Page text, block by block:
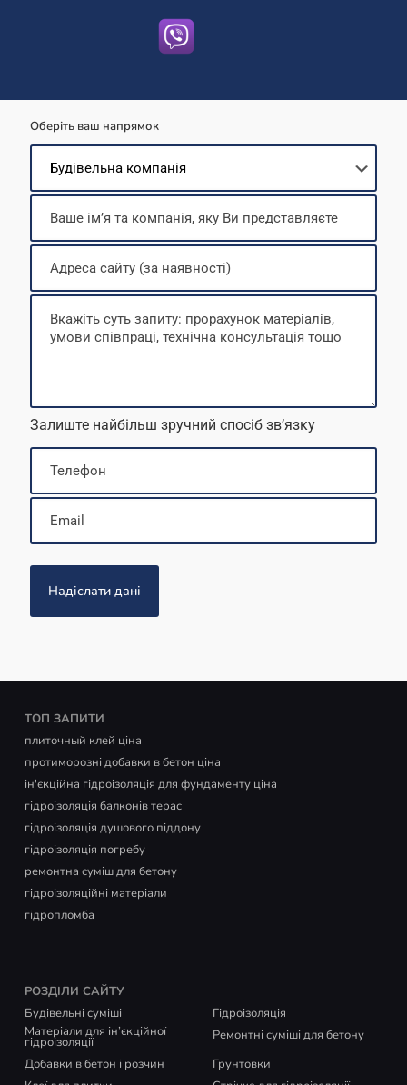
Оберіть ваш напрямок
Залиште найбільш зручний спосіб звʼязку
ТОП ЗАПИТИ
плиточный клей ціна
протиморозні добавки в бетон ціна
ін'єкційна гідроізоляція для фундаменту ціна
гідроізоляція балконів терас
гідроізоляція душового піддону
гідроізоляція погребу
ремонтна суміш для бетону
гідроізоляційні матеріали
гідропломба
РОЗДІЛИ САЙТУ
Будівельні суміші
Гідроізоляція
Матеріали для ін’єкційної
гідроізоляції
Ремонтні суміші для бетону
Добавки в бетон і розчин
Грунтовки